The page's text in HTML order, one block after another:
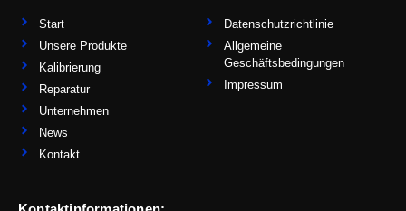
Start
Unsere Produkte
Kalibrierung
Reparatur
Unternehmen
News
Kontakt
Datenschutzrichtlinie
Allgemeine
Geschäftsbedingungen
Impressum